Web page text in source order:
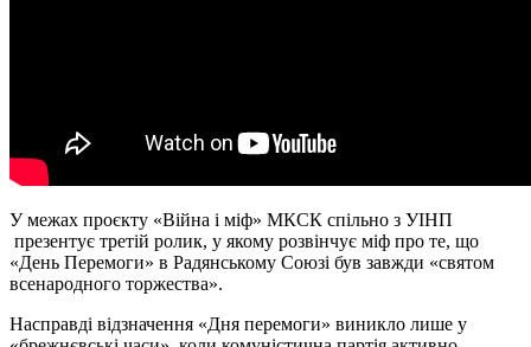
У межах проєкту «Війна і міф» МКСК спільно з УІНП
презентує третій ролик, у якому розвінчує міф про те, що
«День Перемоги» в Радянському Союзі був завжди «святом
всенародного торжества».
Насправді відзначення «Дня перемоги» виникло лише у